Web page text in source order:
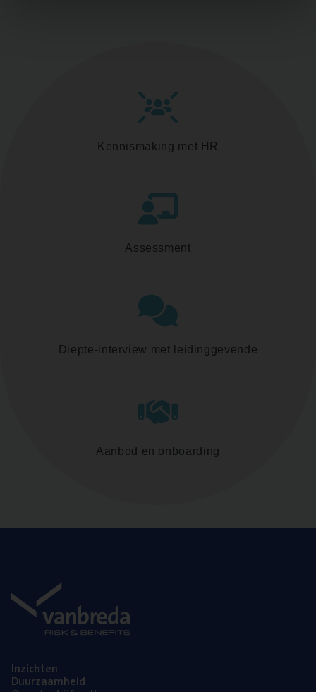
Kennismaking met HR
Assessment
Diepte-interview met leidinggevende
Aanbod en onboarding
Inzich­ten
Duur­zaam­heid